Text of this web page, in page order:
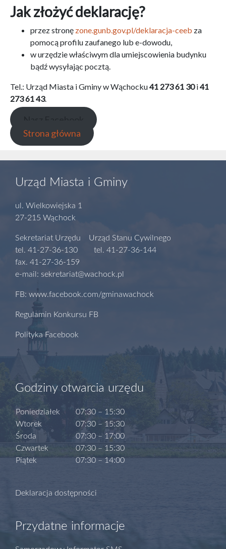
Jak złożyć deklarację?
przez stronę zone.gunb.gov.pl/deklaracja-ceeb za
pomocą profilu zaufanego lub e-dowodu,
w urzędzie właściwym dla umiejscowienia budynku
bądź wysyłając pocztą.
Tel.: Urząd Miasta i Gminy w Wąchocku41 273 61 30i41
273 61 43.
Strona główna
Urząd Miasta i Gminy
ul. Wielkowiejska 1
27-215 Wąchock
Sekretariat Urzędu Urząd Stanu Cywilnego
tel. 41-27-36-130 tel. 41-27-36-144
fax. 41-27-36-159
e-mail: sekretariat@wachock.pl
FB: www.facebook.com/gminawachock
Regulamin Konkursu FB
Polityka Facebook
Godziny otwarcia urzędu
Poniedziałek
Wtorek
Środa
Czwartek
Piątek
07:30 – 15:30
07:30 – 15:30
07:30 – 17:00
07:30 – 15:30
07:30 – 14:00
Deklaracja dostępności
Przydatne informacje